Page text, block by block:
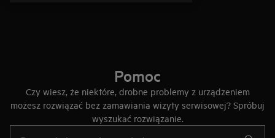
Pomoc
Czy wiesz, że niektóre, drobne problemy z urządzeniem
możesz rozwiązać bez zamawiania wizyty serwisowej? Spróbuj
wyszukać rozwiązanie.